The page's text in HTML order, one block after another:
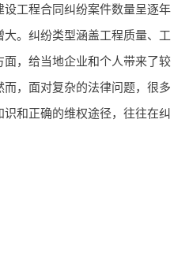
工程合同纠纷案件数量呈逐年
大。纠纷类型涵盖工程质量、工
，给当地企业和个人带来了较
，面对复杂的法律问题，很多
和正确的维权途径，往往在纠